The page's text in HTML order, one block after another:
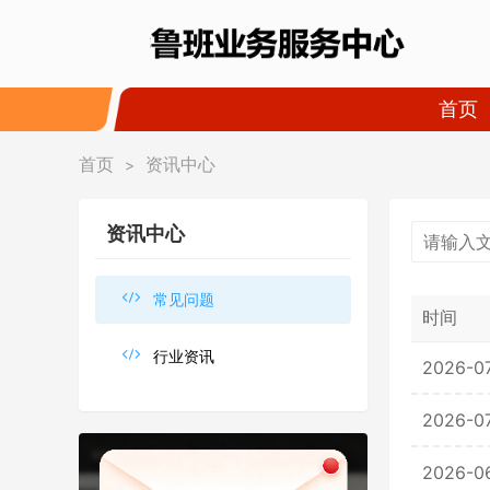
首页
首页 > 资讯中心
资讯中心
 常见问题
 行业资讯
时间
2026-
2026-
2026-